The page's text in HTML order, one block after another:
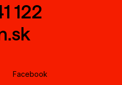
122
Facebook